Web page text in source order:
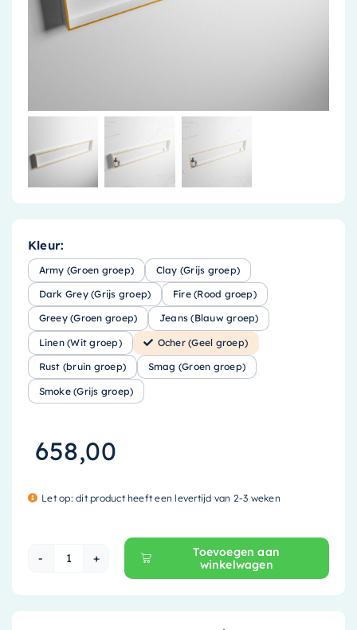
Kleur:
Army (Groen groep) Clay (Grijs groep)
Dark Grey (Grijs groep) Fire (Rood groep)
Greey (Groen groep) Jeans (Blauw groep)
Linen (Wit groep) Ocher (Geel groep)
Rust (bruin groep) Smag (Groen groep)
Smoke (Grijs groep)
658,00
Let op: dit product heeft een levertijd van 2-3 weken
Mondiaz EASY Nis - 149.5x29.5cm - solid
Toevoegen aan
winkelwagen